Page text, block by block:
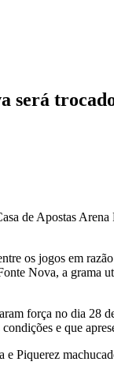
será
de Apostas
os jogos em
Nova, a grama
força no dia 28
e que
e Piquerez